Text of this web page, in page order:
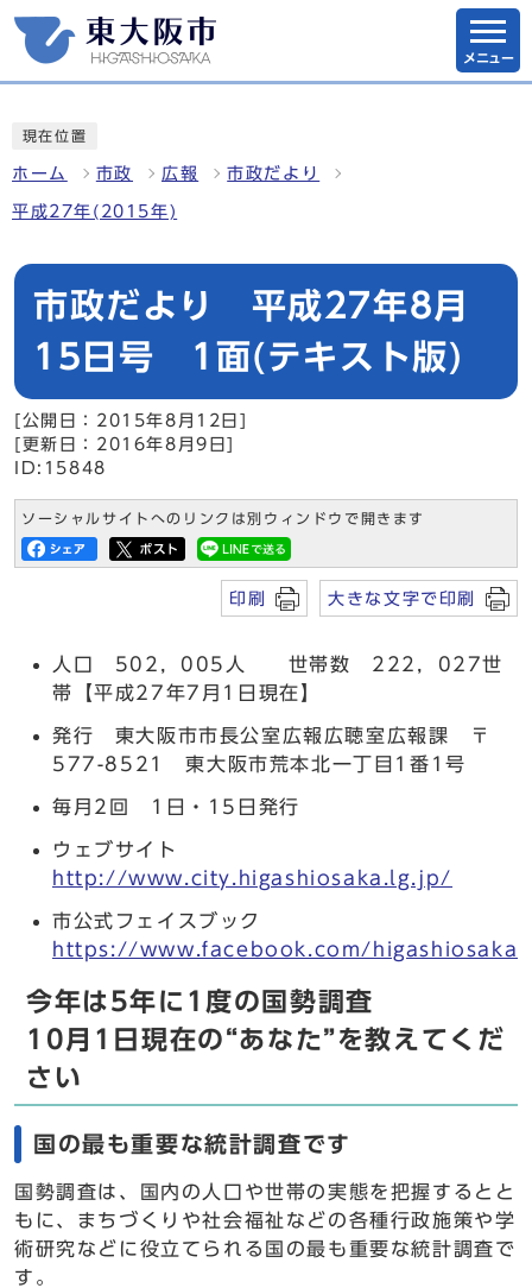
メニュー
現在位置
ホーム 市政 広報 市政だより
平成27年(2015年)
市政だより 平成27年8月
15日号 1面(テキスト版)
[公開日：2015年8月12日]
[更新日：2016年8月9日]
ID:15848
ソーシャルサイトへのリンクは別ウィンドウで開きます
印刷 大きな文字で印刷
人口 502，005人 世帯数 222，027世
帯【平成27年7月1日現在】
発行 東大阪市市長公室広報広聴室広報課 〒
577-8521 東大阪市荒本北一丁目1番1号
毎月2回 1日・15日発行
ウェブサイト
http://www.city.higashiosaka.lg.jp/
市公式フェイスブック
https://www.facebook.com/
今年は5年に1度の国勢調査
10月1日現在の“あなた”を教えてくだ
さい
国の最も重要な統計調査です
国勢調査は、国内の人口や世帯の実態を把握するとと
もに、まちづくりや社会福祉などの各種行政施策や学
術研究などに役立てられる国の最も重要な統計調査で
す。